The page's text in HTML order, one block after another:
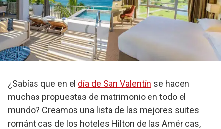
¿Sabías que en el día de San Valentín se hacen
muchas propuestas de matrimonio en todo el
mundo? Creamos una lista de las mejores suites
románticas de los hoteles Hilton de las Américas,